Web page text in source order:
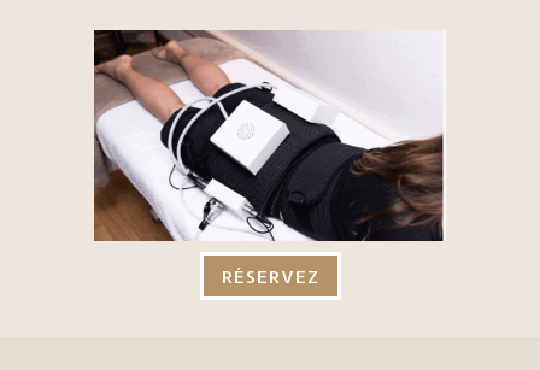
RÉSERVEZ